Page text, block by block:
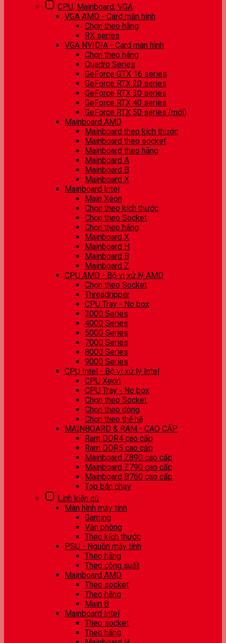
CPU, Mainboard, VGA
VGA AMD - Card màn hình
Chọn theo hãng
RX series
VGA NVIDIA - Card màn hình
Chọn theo hãng
Quadro Series
GeForce GTX 16 series
GeForce RTX 20 series
GeForce RTX 30 series
GeForce RTX 40 series
GeForce RTX 50 series (mới)
Mainboard AMD
Mainboard theo kích thước
Mainboard theo socket
Mainboard theo hãng
Mainboard A
Mainboard B
Mainboard X
Mainboard Intel
Main Xeon
Chọn theo kích thước
Chọn theo Socket
Chọn theo hãng
Mainboard X
Mainboard H
Mainboard B
Mainboard Z
CPU AMD - Bộ vi xử lý AMD
Chọn theo Socket
Threadripper
CPU Tray - No box
3000 Series
4000 Series
5000 Series
7000 Series
8000 Series
9000 Series
CPU Intel - Bộ vi xử lý Intel
CPU Xeon
CPU Tray - No box
Chọn theo Socket
Chọn theo dòng
Chọn theo thế hệ
MAINBOARD & RAM - CAO CẤP
Ram DDR4 cao cấp
Ram DDR5 cao cấp
Mainboard Z890 cao cấp
Mainboard Z790 cao cấp
Mainboard B760 cao cấp
Top bán chạy
Linh kiện cũ
Màn hình máy tính
Gaming
Văn phòng
Theo kích thước
PSU - Nguồn máy tính
Theo hãng
Theo công suất
Mainboard AMD
Theo socket
Theo hãng
Main B
Mainboard Intel
Theo socket
Theo hãng